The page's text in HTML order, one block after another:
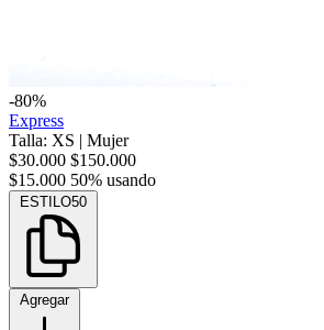
-80%
Express
Talla: XS | Mujer
$30.000 $150.000
$15.000 50% usando
ESTILO50
Agregar